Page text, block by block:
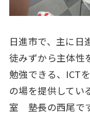
日進市で、主に日
徒みずから主体性
勉強できる、ICT
の場を提供してい
室 塾長の西尾で